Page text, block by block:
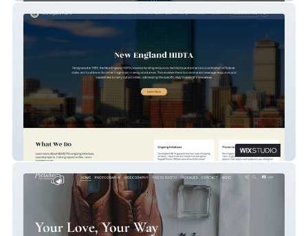
Goverment Website